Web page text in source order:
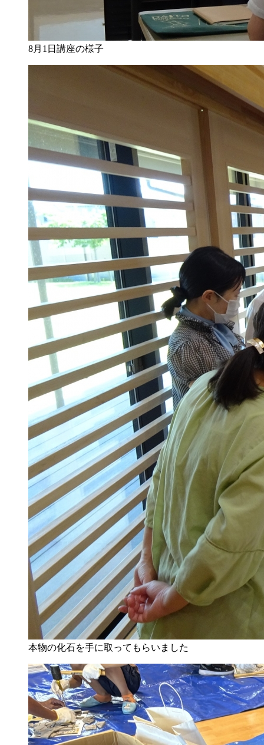
8月1日講座の様子
本物の化石を手に取ってもらいました